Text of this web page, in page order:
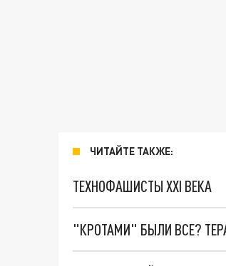
ЧИТАЙТЕ ТАКЖЕ:
ТЕХНОФАШИСТЫ XXI ВЕКА
"КРОТАМИ" БЫЛИ ВСЕ?